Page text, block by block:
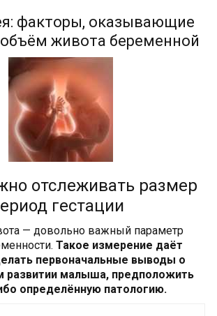
факторы, оказывающие
живота беременной
отслеживать размер
гестации
— довольно важный параметр
Такое измерение даёт
первоначальные выводы о
развитии малыша, предположить
определённую патологию.